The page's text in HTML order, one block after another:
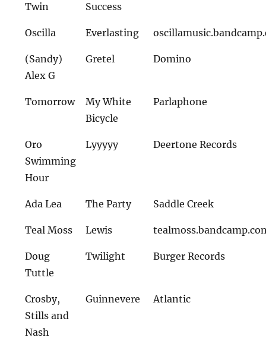
Twin
Success
Oscilla Everlasting
(Sandy)
Alex G
Gretel Domino
Tomorrow
My White
Bicycle
Parlaphone
Oro
Swimming
Hour
Lyyyyy Deertone Records
Ada Lea The Party Saddle Creek
Teal Moss Lewis
Doug
Tuttle
Twilight Burger Records
Crosby,
Stills and
Nash
Guinnevere Atlantic